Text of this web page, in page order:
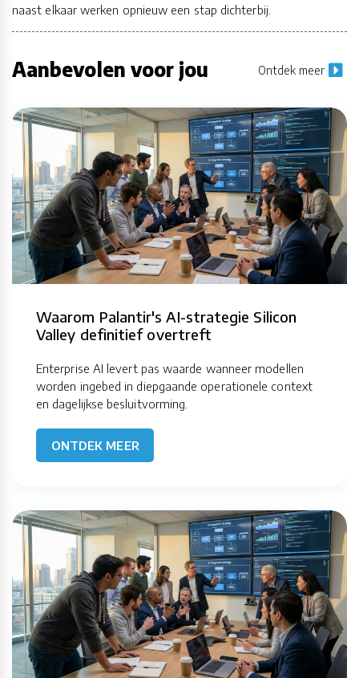
naast elkaar werken opnieuw een stap dichterbij.
Aanbevolen voor jou Ontdek meer
Waarom Palantir's AI-strategie Silicon
Valley definitief overtreft
Enterprise AI levert pas waarde wanneer modellen
worden ingebed in diepgaande operationele context
en dagelijkse besluitvorming.
ONTDEK MEER